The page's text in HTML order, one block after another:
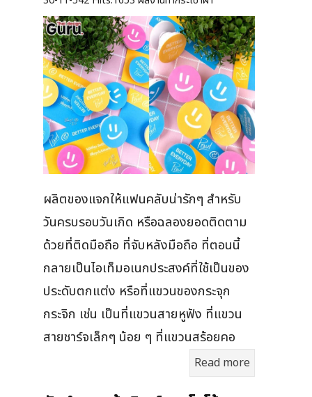
ผลิตของแจกให้แฟนคลับน่ารักๆ สำหรับ
วันครบรอบวันเกิด หรือฉลองยอดติดตาม
ด้วยที่ติดมือถือ ที่จับหลังมือถือ ที่ตอนนี้
กลายเป็นไอเท็มอเนกประสงค์ที่ใช้เป็นของ
ประดับตกแต่ง หรือที่แขวนของกระจุก
กระจิก เช่น เป็นที่แขวนสายหูฟัง ที่แขวน
สายชาร์จเล็กๆ น้อย ๆ ที่แขวนสร้อยคอ
Read more